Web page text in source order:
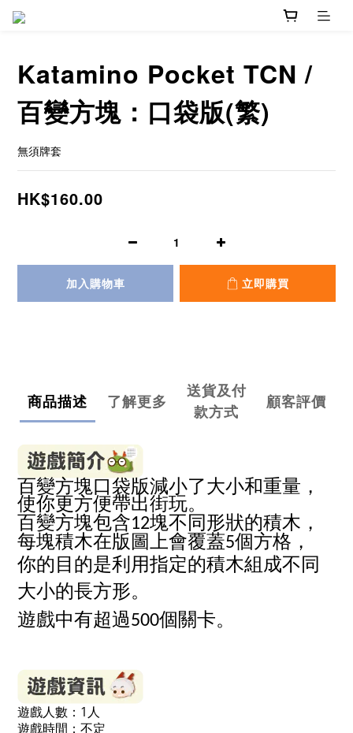
Katamino Pocket TCN /
百變方塊：口袋版(繁)
無須牌套
HK$160.00
加入購物車 立即購買
商品描述 了解更多
送貨及付
款方式
顧客評價
百變方塊口袋版減小了大小和重量，
使你更方便帶出街玩。
百變方塊包含12塊不同形狀的積木，
每塊積木在版圖上會覆蓋5個方格，
你的目的是利用指定的積木組成不同
大小的長方形。
遊戲中有超過500個關卡。
遊戲人數：1人
遊戲時間：不定